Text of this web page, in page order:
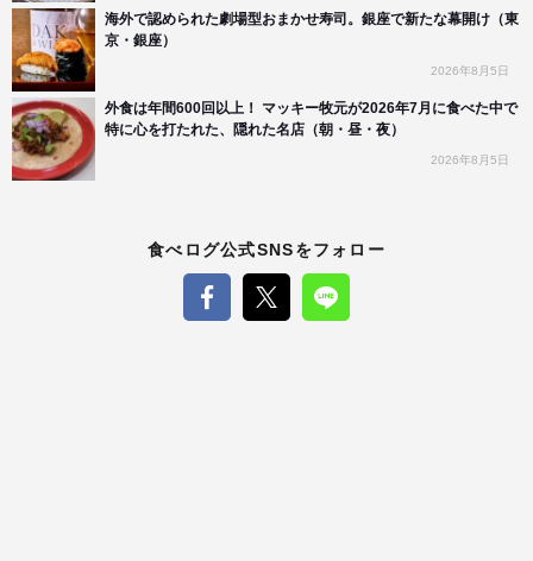
海外で認められた劇場型おまかせ寿司。銀座で新たな幕開け（東
京・銀座）
2026年8月5日
外食は年間600回以上！ マッキー牧元が2026年7月に食べた中で
特に心を打たれた、隠れた名店（朝・昼・夜）
2026年8月5日
食べログ公式SNSをフォロー